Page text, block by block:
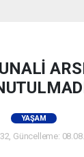
YAŞAM
Güncelleme: